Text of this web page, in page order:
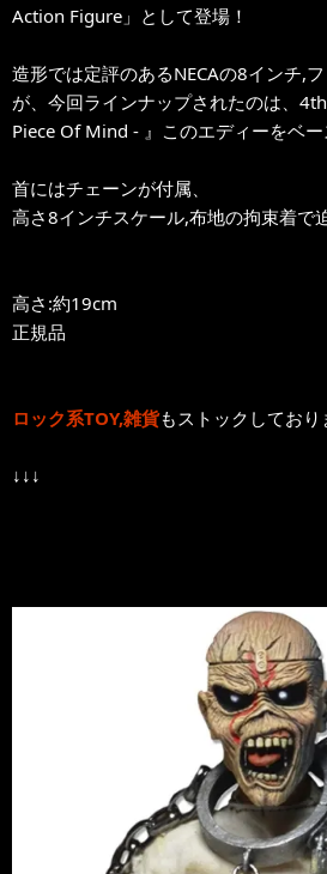
Action Figure」として登場！
造形では定評のあるNECAの8インチ,
が、今回ラインナップされたのは、
Piece Of Mind - 』このエディーをベ
首にはチェーンが付属、
高さ8インチスケール,布地の拘束着で
高さ:約19cm
正規品
ロック系TOY,雑貨もストックしており
↓↓↓